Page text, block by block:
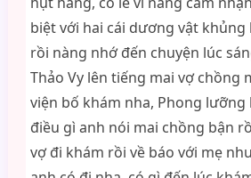
biệt với hai cái dương vật khủng
rồi nàng nhớ đến chuyện lúc
Thảo Vy lên tiếng mai vợ chồng
viện bố khám nha, Phong
điều gì anh nói mai chồng bận
vợ đi khám rồi về báo với mẹ